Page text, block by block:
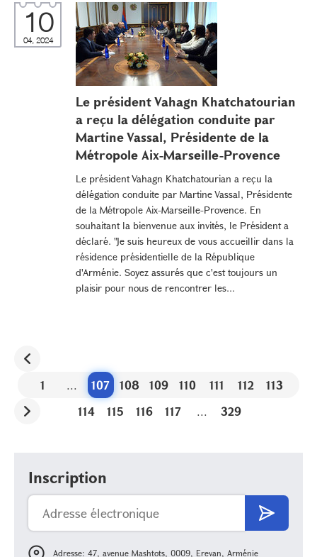
10
04, 2024
Le président Vahagn Khatchatourian
a reçu la délégation conduite par
Martine Vassal, Présidente de la
Métropole Aix-Marseille-Provence
Le président Vahagn Khatchatourian a reçu la
délégation conduite par Martine Vassal, Présidente
de la Métropole Aix-Marseille-Provence. En
souhaitant la bienvenue aux invités, le Président a
déclaré. "Je suis heureux de vous accueillir dans la
résidence présidentielle de la République
d'Arménie. Soyez assurés que c'est toujours un
plaisir pour nous de rencontrer les...
1 ... 107 108 109 110 111 112
113
114
115 116 117 ... 329
Inscription
Adresse: 47, avenue Mashtots, 0009, Erevan, Arménie